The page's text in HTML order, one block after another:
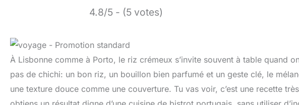
4.8/5 - (5 votes)
À Lisbonne comme à Porto, le riz crémeux s’invite souvent à table quand
pas de chichi: un bon riz, un bouillon bien parfumé et un geste clé, le
une texture douce comme une couverture. Tu vas voir, c’est une recette